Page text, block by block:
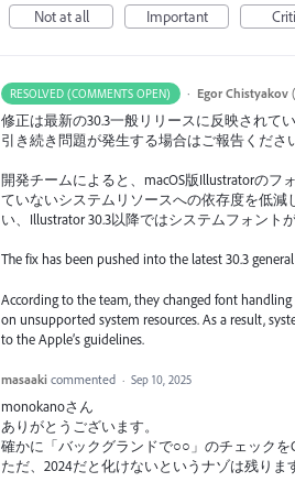
Not at all
Important
RESOLVED (COMMENTS OPEN) · Egor Chistyakov (
修正は最新の30.3一般リリースに反映されて
引き続き問題が発生する場合はご報告くださ
開発チームによると、macOS版Illustratorの
ていないシステムリソースへの依存度を低
い、Illustrator 30.3以降ではシステムフォント
The fix has been pushed into the latest 30.3
According to the team, they changed font
on unsupported system resources. As a result,
to the Apple’s guidelines.
masaaki commented · Sep 10, 2025
monokanoさん
ありがとうございます。
確かに「バックグランドで○○」のチェックを
ただ、2024だと化けないというナゾは残りま